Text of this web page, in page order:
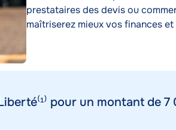
prestataires des devis ou
maîtriserez mieux vos finances
pour un montant de